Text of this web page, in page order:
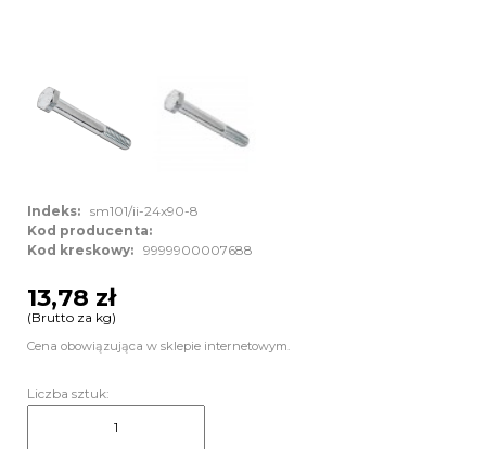
Indeks: sm101/ii-24x90-8
Kod producenta:
Kod kreskowy: 9999900007688
13,78 zł
(Brutto za kg)
Cena obowiązująca w sklepie internetowym.
Liczba sztuk: